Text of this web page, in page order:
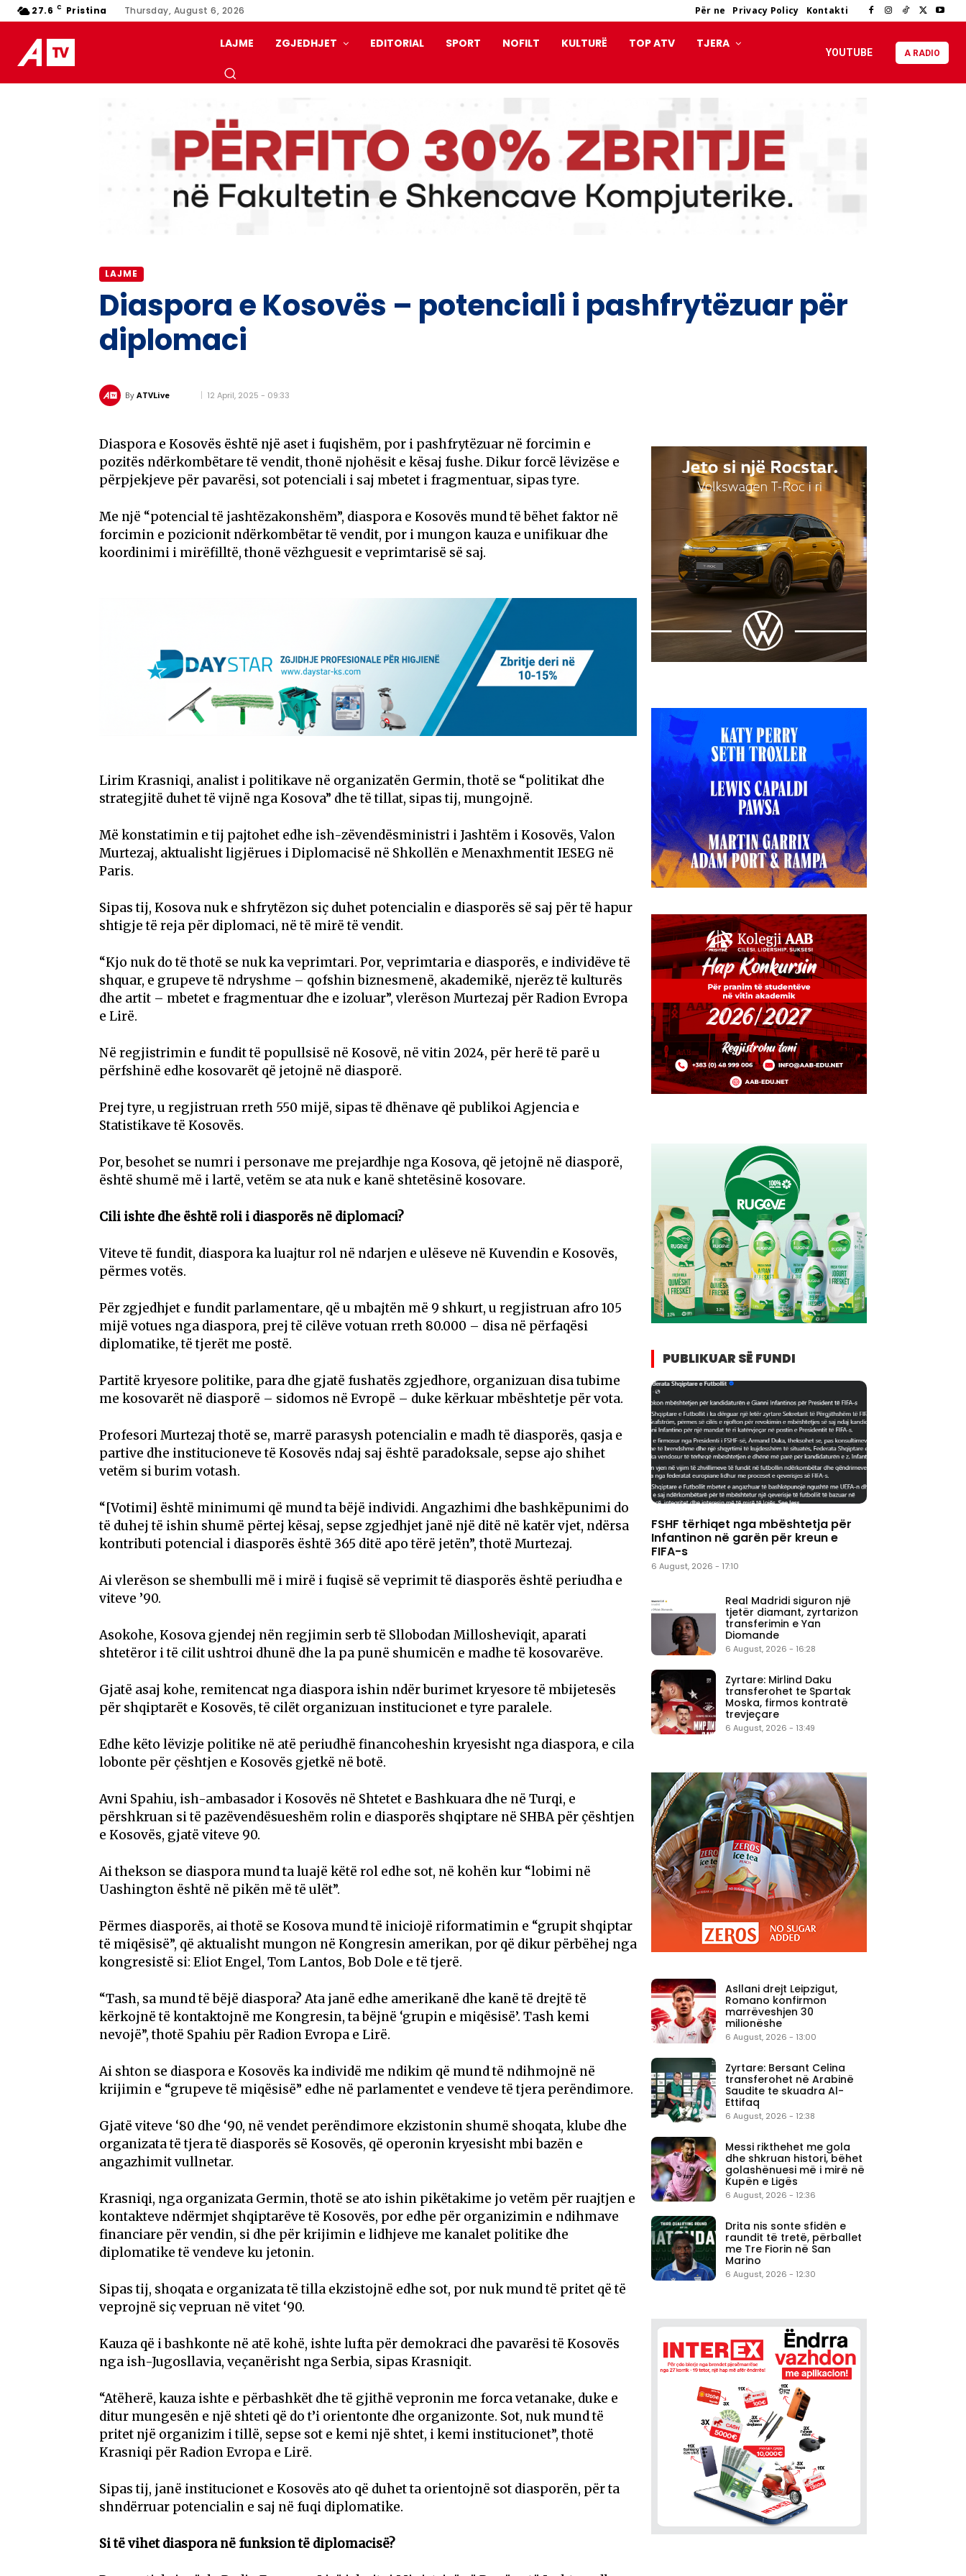
27.6 C Pristina Thursday, August 6, 2026 Për ne Privacy Policy Kontakti
LAJME ZGJEDHJET EDITORIAL SPORT NOFILT KULTURË TOP ATV TJERA
YOUTUBE A RADIO
LAJME
Diaspora e Kosovës – potenciali i pashfrytëzuar për
diplomaci
By ATVLive 12 April, 2025 - 09:33
Diaspora e Kosovës është një aset i fuqishëm, por i pashfrytëzuar në forcimin e
pozitës ndërkombëtare të vendit, thonë njohësit e kësaj fushe. Dikur forcë lëvizëse e
përpjekjeve për pavarësi, sot potenciali i saj mbetet i fragmentuar, sipas tyre.
Me një “potencial të jashtëzakonshëm”, diaspora e Kosovës mund të bëhet faktor në
forcimin e pozicionit ndërkombëtar të vendit, por i mungon kauza e unifikuar dhe
koordinimi i mirëfilltë, thonë vëzhguesit e veprimtarisë së saj.
Lirim Krasniqi, analist i politikave në organizatën Germin, thotë se “politikat dhe
strategjitë duhet të vijnë nga Kosova” dhe të tillat, sipas tij, mungojnë.
Më konstatimin e tij pajtohet edhe ish-zëvendësministri i Jashtëm i Kosovës, Valon
Murtezaj, aktualisht ligjërues i Diplomacisë në Shkollën e Menaxhmentit IESEG në
Paris.
Sipas tij, Kosova nuk e shfrytëzon siç duhet potencialin e diasporës së saj për të hapur
shtigje të reja për diplomaci, në të mirë të vendit.
“Kjo nuk do të thotë se nuk ka veprimtari. Por, veprimtaria e diasporës, e individëve të
shquar, e grupeve të ndryshme – qofshin biznesmenë, akademikë, njerëz të kulturës
dhe artit – mbetet e fragmentuar dhe e izoluar”, vlerëson Murtezaj për Radion Evropa
e Lirë.
Në regjistrimin e fundit të popullsisë në Kosovë, në vitin 2024, për herë të parë u
përfshinë edhe kosovarët që jetojnë në diasporë.
Prej tyre, u regjistruan rreth 550 mijë, sipas të dhënave që publikoi Agjencia e
Statistikave të Kosovës.
Por, besohet se numri i personave me prejardhje nga Kosova, që jetojnë në diasporë,
është shumë më i lartë, vetëm se ata nuk e kanë shtetësinë kosovare.
Cili ishte dhe është roli i diasporës në diplomaci?
Viteve të fundit, diaspora ka luajtur rol në ndarjen e ulëseve në Kuvendin e Kosovës,
përmes votës.
Për zgjedhjet e fundit parlamentare, që u mbajtën më 9 shkurt, u regjistruan afro 105
mijë votues nga diaspora, prej të cilëve votuan rreth 80.000 – disa në përfaqësi
diplomatike, të tjerët me postë.
Partitë kryesore politike, para dhe gjatë fushatës zgjedhore, organizuan disa tubime
me kosovarët në diasporë – sidomos në Evropë – duke kërkuar mbështetje për vota.
Profesori Murtezaj thotë se, marrë parasysh potencialin e madh të diasporës, qasja e
partive dhe institucioneve të Kosovës ndaj saj është paradoksale, sepse ajo shihet
vetëm si burim votash.
“[Votimi] është minimumi që mund ta bëjë individi. Angazhimi dhe bashkëpunimi do
të duhej të ishin shumë përtej kësaj, sepse zgjedhjet janë një ditë në katër vjet, ndërsa
kontributi potencial i diasporës është 365 ditë apo tërë jetën”, thotë Murtezaj.
Ai vlerëson se shembulli më i mirë i fuqisë së veprimit të diasporës është periudha e
viteve ’90.
Asokohe, Kosova gjendej nën regjimin serb të Sllobodan Millosheviqit, aparati
shtetëror i të cilit ushtroi dhunë dhe la pa punë shumicën e madhe të kosovarëve.
Gjatë asaj kohe, remitencat nga diaspora ishin ndër burimet kryesore të mbijetesës
për shqiptarët e Kosovës, të cilët organizuan institucionet e tyre paralele.
Edhe këto lëvizje politike në atë periudhë financoheshin kryesisht nga diaspora, e cila
lobonte për çështjen e Kosovës gjetkë në botë.
Avni Spahiu, ish-ambasador i Kosovës në Shtetet e Bashkuara dhe në Turqi, e
përshkruan si të pazëvendësueshëm rolin e diasporës shqiptare në SHBA për çështjen
e Kosovës, gjatë viteve 90.
Ai thekson se diaspora mund ta luajë këtë rol edhe sot, në kohën kur “lobimi në
Uashington është në pikën më të ulët”.
Përmes diasporës, ai thotë se Kosova mund të iniciojë riformatimin e “grupit shqiptar
të miqësisë”, që aktualisht mungon në Kongresin amerikan, por që dikur përbëhej nga
kongresistë si: Eliot Engel, Tom Lantos, Bob Dole e të tjerë.
“Tash, sa mund të bëjë diaspora? Ata janë edhe amerikanë dhe kanë të drejtë të
kërkojnë të kontaktojnë me Kongresin, ta bëjnë ‘grupin e miqësisë’. Tash kemi
nevojë”, thotë Spahiu për Radion Evropa e Lirë.
Ai shton se diaspora e Kosovës ka individë me ndikim që mund të ndihmojnë në
krijimin e “grupeve të miqësisë” edhe në parlamentet e vendeve të tjera perëndimore.
Gjatë viteve ‘80 dhe ‘90, në vendet perëndimore ekzistonin shumë shoqata, klube dhe
organizata të tjera të diasporës së Kosovës, që operonin kryesisht mbi bazën e
angazhimit vullnetar.
Krasniqi, nga organizata Germin, thotë se ato ishin pikëtakime jo vetëm për ruajtjen e
kontakteve ndërmjet shqiptarëve të Kosovës, por edhe për organizimin e ndihmave
financiare për vendin, si dhe për krijimin e lidhjeve me kanalet politike dhe
diplomatike të vendeve ku jetonin.
Sipas tij, shoqata e organizata të tilla ekzistojnë edhe sot, por nuk mund të pritet që të
veprojnë siç vepruan në vitet ‘90.
Kauza që i bashkonte në atë kohë, ishte lufta për demokraci dhe pavarësi të Kosovës
nga ish-Jugosllavia, veçanërisht nga Serbia, sipas Krasniqit.
“Atëherë, kauza ishte e përbashkët dhe të gjithë vepronin me forca vetanake, duke e
ditur mungesën e një shteti që do t’i orientonte dhe organizonte. Sot, nuk mund të
pritet një organizim i tillë, sepse sot e kemi një shtet, i kemi institucionet”, thotë
Krasniqi për Radion Evropa e Lirë.
Sipas tij, janë institucionet e Kosovës ato që duhet ta orientojnë sot diasporën, për ta
shndërruar potencialin e saj në fuqi diplomatike.
Si të vihet diaspora në funksion të diplomacisë?
PUBLIKUAR SË FUNDI
FSHF tërhiqet nga mbështetja për
Infantinon në garën për kreun e
FIFA-s
6 August, 2026 - 17:10
Real Madridi siguron një
tjetër diamant, zyrtarizon
transferimin e Yan
Diomande
6 August, 2026 - 16:28
Zyrtare: Mirlind Daku
transferohet te Spartak
Moska, firmos kontratë
trevjeçare
6 August, 2026 - 13:49
Asllani drejt Leipzigut,
Romano konfirmon
marrëveshjen 30
milionëshe
6 August, 2026 - 13:00
Zyrtare: Bersant Celina
transferohet në Arabinë
Saudite te skuadra Al-
Ettifaq
6 August, 2026 - 12:38
Messi rikthehet me gola
dhe shkruan histori, bëhet
golashënuesi më i mirë në
Kupën e Ligës
6 August, 2026 - 12:36
Drita nis sonte sfidën e
raundit të tretë, përballet
me Tre Fiorin në San
Marino
6 August, 2026 - 12:30